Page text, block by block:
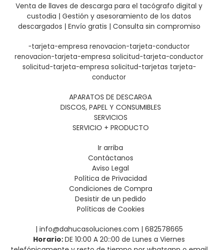
Venta de llaves de descarga para el tacógrafo digital y
custodia | Gestión y asesoramiento de los datos
descargados | Envío gratis | Consulta sin compromiso
-tarjeta-empresa renovacion-tarjeta-conductor
renovacion-tarjeta-empresa solicitud-tarjeta-conductor
solicitud-tarjeta-empresa solicitud-tarjetas tarjeta-
conductor
APARATOS DE DESCARGA
DISCOS, PAPEL Y CONSUMIBLES
SERVICIOS
SERVICIO + PRODUCTO
Ir arriba
Contáctanos
Aviso Legal
Política de Privacidad
Condiciones de Compra
Desistir de un pedido
Políticas de Cookies
| info@dahucasoluciones.com | 682578665
Horario:DE 10:00 A 20::00 de Lunes a Viernes